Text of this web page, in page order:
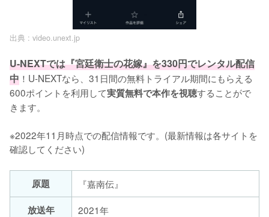
出典 : video.unext.jp
U-NEXTでは『宮廷衛士の花嫁』を330円でレンタル配信
中 ！U-NEXTなら、31日間の無料トライアル期間にもらえる
600ポイントを利用して実質無料で本作を視聴することがで
きます。
※2022年11月時点での配信情報です。(最新情報は各サイトを
確認してください)
原題
『嘉南伝』
放送年
2021年